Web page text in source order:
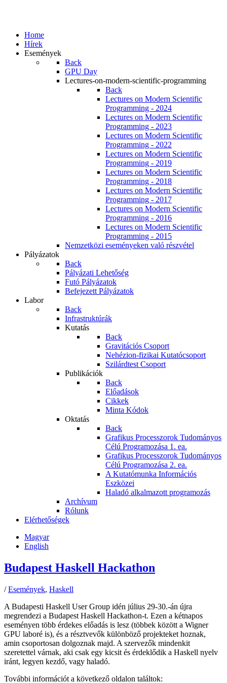
Home
Hírek
Események
Back
GPU Day
Lectures-on-modern-scientific-programming
Back
Lectures on Modern Scientific
Programming - 2024
Lectures on Modern Scientific
Programming - 2023
Lectures on Modern Scientific
Programming - 2022
Lectures on Modern Scientific
Programming - 2019
Lectures on Modern Scientific
Programming - 2018
Lectures on Modern Scientific
Programming - 2017
Lectures on Modern Scientific
Programming - 2016
Lectures on Modern Scientific
Programming - 2015
Nemzetközi eseményeken való részvétel
Pályázatok
Back
Pályázati Lehetőség
Futó Pályázatok
Befejezett Pályázatok
Labor
Back
Infrastruktúrák
Kutatás
Back
Gravitációs Csoport
Nehézion-fizikai Kutatócsoport
Szilárdtest Csoport
Publikációk
Back
Előadások
Cikkek
Minta Kódok
Oktatás
Back
Grafikus Processzorok Tudományos
Célú Programozása 1. ea.
Grafikus Processzorok Tudományos
Célú Programozása 2. ea.
A Kutatómunka Információs
Eszközei
Haladó alkalmazott programozás
Archívum
Rólunk
Elérhetőségek
Magyar
English
Budapest Haskell Hackathon
/ Események, Haskell
A Budapesti Haskell User Group idén július 29-30.-án újra
megrendezi a Budapest Haskell Hackathon-t. Ezen a kétnapos
eseményen több érdekes előadás is lesz (többek között a Wigner
GPU laboré is), és a résztvevők különböző projekteket hoznak,
amin csoportosan dolgoznak majd. A szervezők mindenkit
szeretettel várnak, aki csak egy kicsit és érdeklődik a Haskell nyelv
iránt, legyen kezdő, vagy haladó.
További információt a következő oldalon találtok: